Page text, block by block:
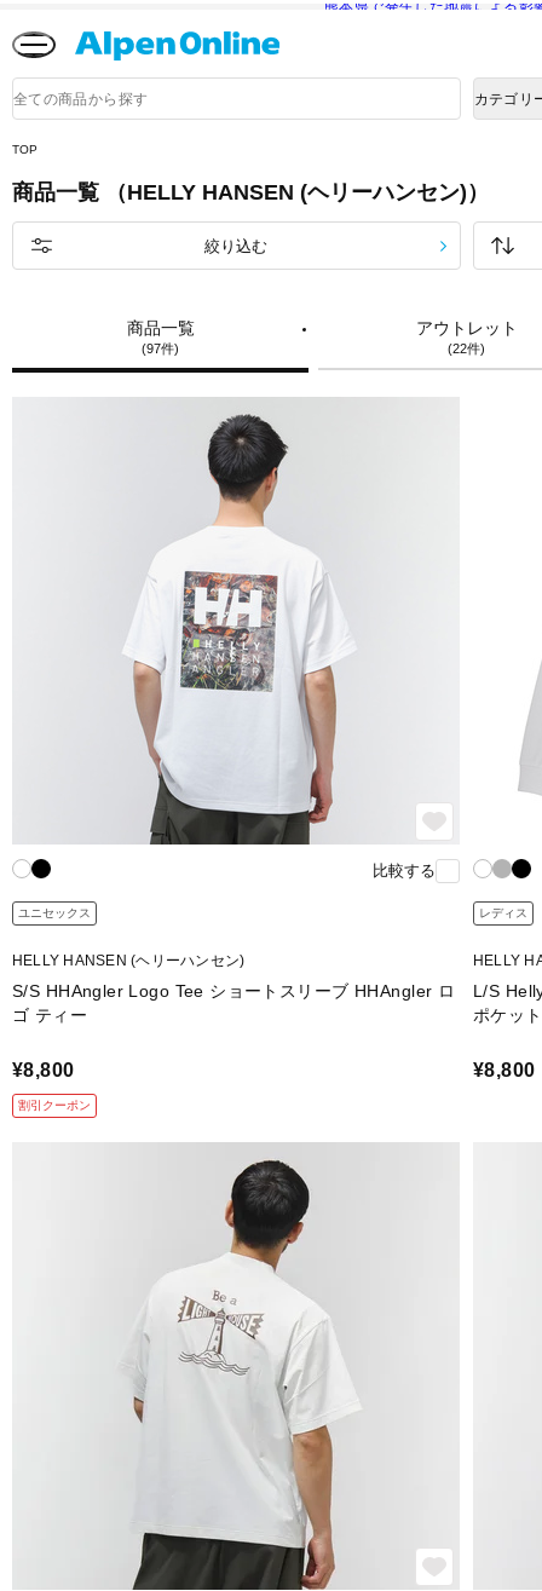
熊本県で発生した地震による影
品
検
カテゴリ
TOP
商品一覧 （HELLY HANSEN (ヘリーハンセン)）
商品一覧
(97件)
アウトレット
(22件)
絞り込む
比較する
ユニセックス
HELLY HANSEN (ヘリーハンセン)
S/S HHAngler Logo Tee ショートスリーブ HHAngler ロ
ゴ ティー
¥8,800
割引クーポン
レディス
HELLY
L/S
ポケッ
¥8,800